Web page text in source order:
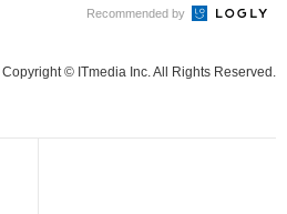
Recommended by
Copyright © ITmedia Inc. All Rights Reserved.